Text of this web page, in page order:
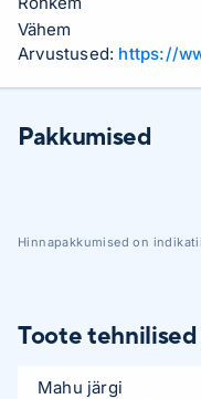
Vähem
Arvustused: https://
Pakkumised
Hinnapakkumised on
Toote
Mahu järgi